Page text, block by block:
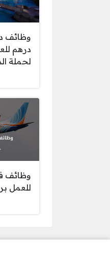
درهم
لحملة
للعمل